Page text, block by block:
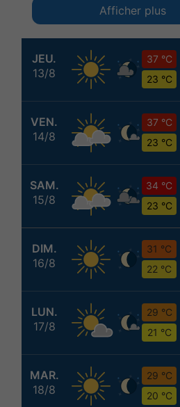
JEU.
13/8
37 °C
23 °C
VEN.
14/8
37 °C
23 °C
SAM.
15/8
34 °C
23 °C
DIM.
16/8
31 °C
22 °C
LUN.
17/8
29 °C
21 °C
MAR.
18/8
29 °C
20 °C
Afficher plus